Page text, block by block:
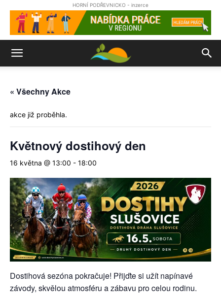
HORNÍ PODŘEVNICKO - inzerce
« Všechny Akce
akce již proběhla.
Květnový dostihový den
16 května @ 13:00 - 18:00
Dostihová sezóna pokračuje! Přijďte si užít napínavé
závody, skvělou atmosféru a zábavu pro celou rodinu.